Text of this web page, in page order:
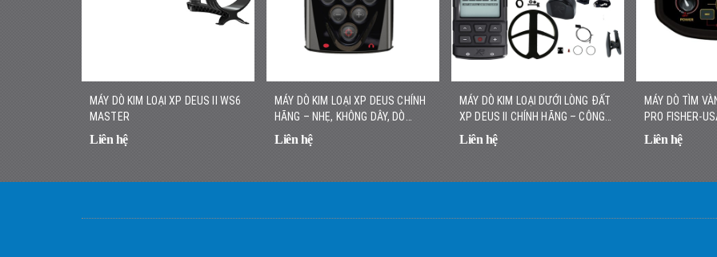
MÁY DÒ KIM LOẠI XP DEUS II WS6
MASTER
Liên hệ
MÁY DÒ KIM LOẠI XP DEUS CHÍNH
HÃNG – NHẸ, KHÔNG DÂY, DÒ
NHANH CHÍNH XÁC
Liên hệ
MÁY DÒ KIM LOẠI DƯỚI LÒNG ĐẤT
XP DEUS II CHÍNH HÃNG – CÔNG
NGHỆ ĐA TẦN SỐ KHÔNG DÂY
Liên hệ
MÁY DÒ TÌM
PRO FISHER-
VÀNG NHỎ,
Liên hệ